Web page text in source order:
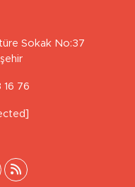
Sokak No:37
76